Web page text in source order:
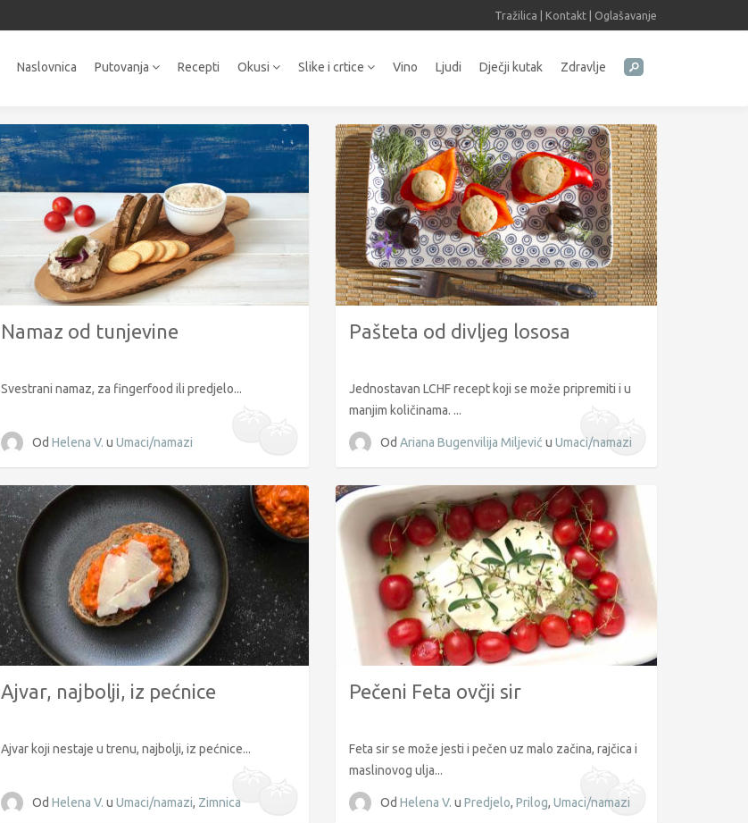
Tražilica Kontakt Oglašavanje
Naslovnica Putovanja Recepti Okusi Slike i crtice Vino Ljudi Dječji kutak Zdravlje
Namaz od tunjevine
Svestrani namaz, za fingerfood ili predjelo...
Od Helena V. u Umaci/namazi
Pašteta od divljeg lososa
Jednostavan LCHF recept koji se može pripremiti i u
manjim količinama. ...
Od Ariana Bugenvilija Miljević u Umaci/namazi
Ajvar, najbolji, iz pećnice
Ajvar koji nestaje u trenu, najbolji, iz pećnice...
Od Helena V. u Umaci/namazi, Zimnica
Pečeni Feta ovčji sir
Feta sir se može jesti i pečen uz malo začina, rajčica i
maslinovog ulja...
Od Helena V. u Predjelo, Prilog, Umaci/namazi